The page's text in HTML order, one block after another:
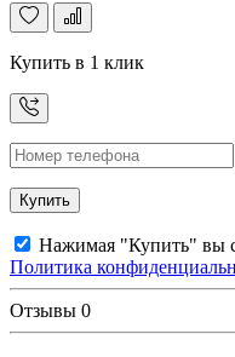
Купить в 1 клик
Купить
Нажимая "Купить" вы
Политика
Отзывы 0